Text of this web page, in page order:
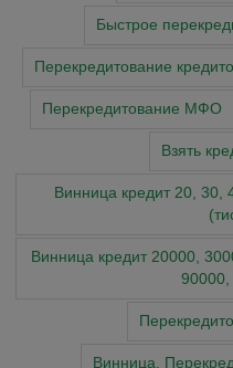
Быстрое
Перекредитование
Перекредитование МФО
Взять
Винница кредит 20, 30,
Винница кредит 20000,
90000,
Винница.